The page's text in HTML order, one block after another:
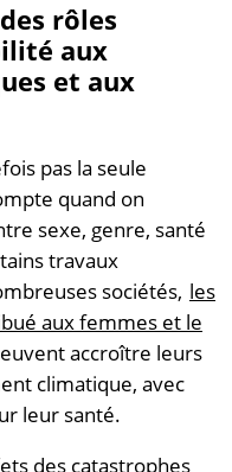
rôles
aux
et aux
pas la seule
quand on
sexe, genre, santé
travaux
sociétés, les
aux femmes et le
accroître leurs
climatique, avec
leur santé.
des catastrophes